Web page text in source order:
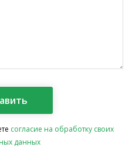
согласие на обработку своих
данных